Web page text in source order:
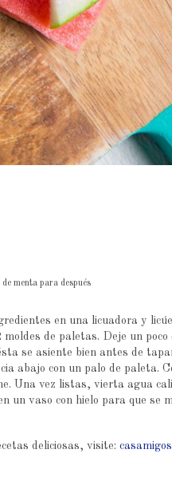
menta para después
en una licuadora y
de paletas. Deje un
se asiente bien antes de
abajo con un palo de paleta.
Una vez listas, vierta agua
un vaso con hielo para que
deliciosas, visite: